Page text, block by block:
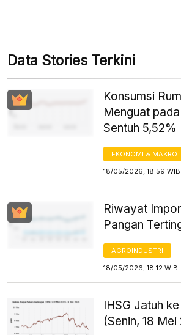
Data Stories Terkini
Konsumsi
Menguat
Sentuh 5,52%
EKONOMI & MAKRO
18/05/2026, 18:59 WIB
Riwayat
Pangan
AGROINDUSTRI
18/05/2026, 18:12 WIB
IHSG Jatuh
(Senin, 18